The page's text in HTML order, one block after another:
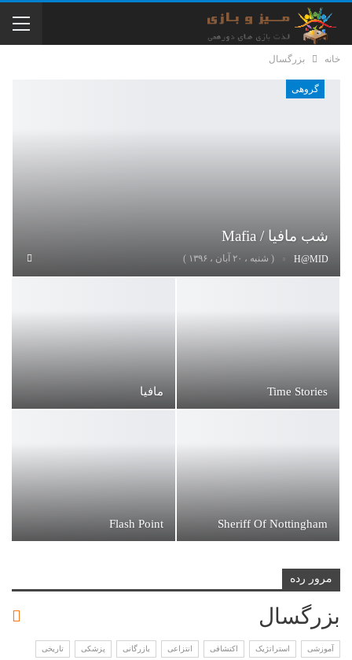
خانه بزرگسال
گروهی
شب مافیا / Mafia
H@MID ( شنبه ، ۲۰ آبان ، ۱۳۹۶ )
Time Stories مافیا
Sheriff Of Nottingham
Flash Point
مرور رده
بزرگسال
آموزشی استراتژیک اکتشافی انتزاعی بازرگانی پزشکی تاریخی